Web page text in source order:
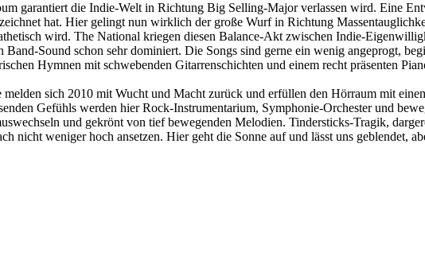
garantiert die Indie-Welt in Richtung Big Selling-Major verlassen wird. Eine
hat. Hier gelingt nun wirklich der große Wurf in Richtung
wird. The National kriegen diesen Balance-Akt zwischen Indie-
Sound schon sehr dominiert. Die Songs sind gerne ein wenig angeprogt,
Hymnen mit schwebenden Gitarrenschichten und einem recht präsenten
sich 2010 mit Wucht und Macht zurück und erfüllen den Hörraum mit
Gefühls werden hier Rock-Instrumentarium, Symphonie-Orchester und
und gekrönt von tief bewegenden Melodien. Tindersticks-Tragik,
nicht weniger hoch ansetzen. Hier geht die Sonne auf und lässt uns geblendet,